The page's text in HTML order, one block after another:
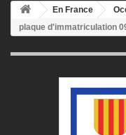
En France
plaque d'immatriculation